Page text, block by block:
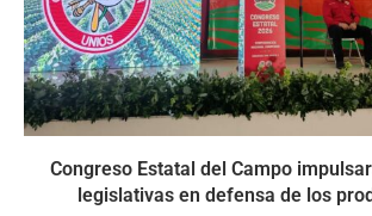
Congreso Estatal del Campo
legislativas en defensa de los